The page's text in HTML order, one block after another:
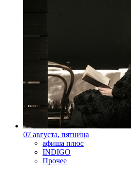
07 августа, пятница
афиша плюс
INDIGO
Прочее